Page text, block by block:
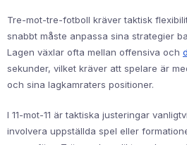
Tre-mot-tre-fotboll kräver taktisk
snabbt måste anpassa sina strategier
Lagen växlar ofta mellan offensiva och
sekunder, vilket kräver att spelare är
och sina lagkamraters positioner.
I 11-mot-11 är taktiska justeringar
involvera uppställda spel eller